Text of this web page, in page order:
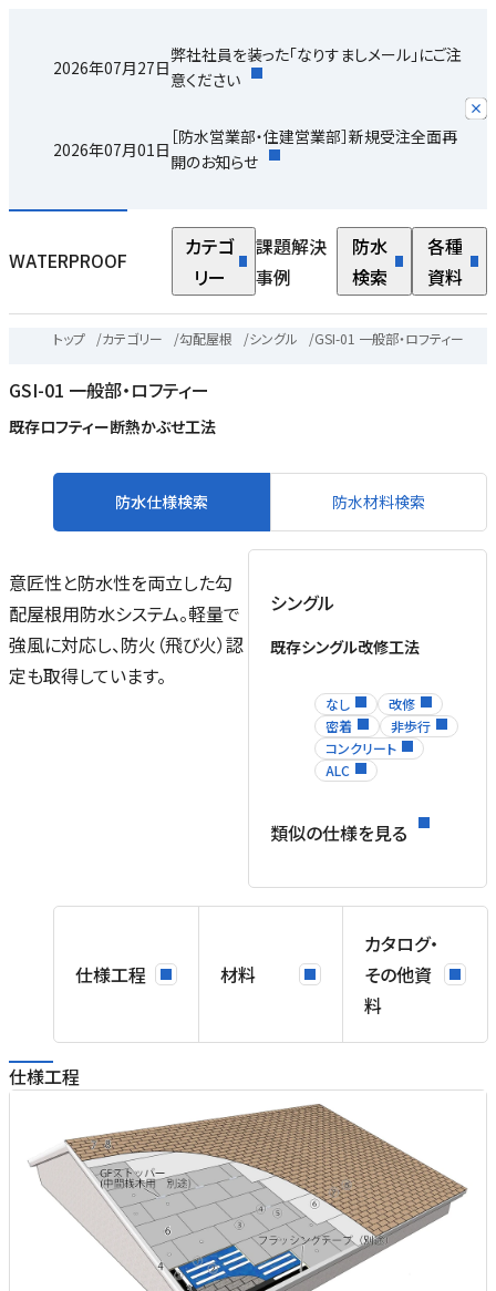
2026年07月27日
弊社社員を装った「なりすましメール」にご注
意ください
2026年07月01日
［防水営業部・住建営業部］新規受注全面再
開のお知らせ
WATERPROOF
カテゴ
リー
課題解決
事例
防水
検索
各種
資料
トップ /カテゴリー /勾配屋根 /シングル /GSI-01 一般部・ロフティー
GSI-01 一般部・ロフティー
既存ロフティー断熱かぶせ工法
防水仕様検索 防水材料検索
意匠性と防水性を両立した勾
配屋根用防水システム。軽量で
強風に対応し、防火（飛び火）認
定も取得しています。
シングル
既存シングル改修工法
なし
改修
密着
非歩行
コンクリート
ALC
類似の仕様を見る
仕様工程 材料
カタログ・
その他資
料
仕様工程